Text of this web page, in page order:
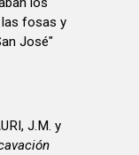
las fosas y
José"
J.M. y